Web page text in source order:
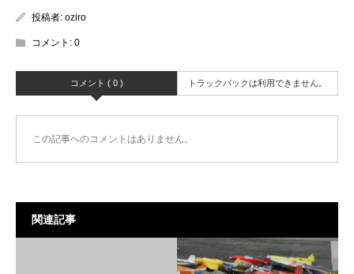
投稿者: oziro
コメント: 0
コメント ( 0 ) トラックバックは利用できません。
この記事へのコメントはありません。
関連記事